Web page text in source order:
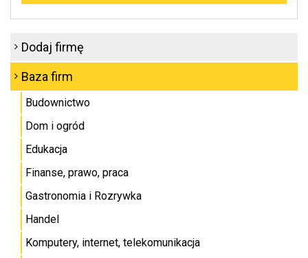
Dodaj firmę
Baza firm
Budownictwo
Dom i ogród
Edukacja
Finanse, prawo, praca
Gastronomia i Rozrywka
Handel
Komputery, internet, telekomunikacja